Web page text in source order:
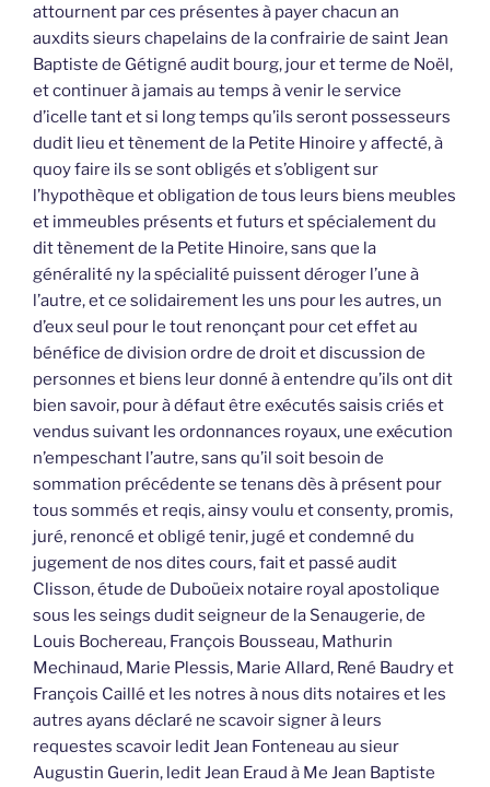
attournent par ces présentes à payer chacun an
auxdits sieurs chapelains de la confrairie de saint Jean
Baptiste de Gétigné audit bourg, jour et terme de Noël,
et continuer à jamais au temps à venir le service
d’icelle tant et si long temps qu’ils seront possesseurs
dudit lieu et tènement de la Petite Hinoire y affecté, à
quoy faire ils se sont obligés et s’obligent sur
l’hypothèque et obligation de tous leurs biens meubles
et immeubles présents et futurs et spécialement du
dit tènement de la Petite Hinoire, sans que la
généralité ny la spécialité puissent déroger l’une à
l’autre, et ce solidairement les uns pour les autres, un
d’eux seul pour le tout renonçant pour cet effet au
bénéfice de division ordre de droit et discussion de
personnes et biens leur donné à entendre qu’ils ont dit
bien savoir, pour à défaut être exécutés saisis criés et
vendus suivant les ordonnances royaux, une exécution
n’empeschant l’autre, sans qu’il soit besoin de
sommation précédente se tenans dès à présent pour
tous sommés et reqis, ainsy voulu et consenty, promis,
juré, renoncé et obligé tenir, jugé et condemné du
jugement de nos dites cours, fait et passé audit
Clisson, étude de Duboüeix notaire royal apostolique
sous les seings dudit seigneur de la Senaugerie, de
Louis Bochereau, François Bousseau, Mathurin
Mechinaud, Marie Plessis, Marie Allard, René Baudry et
François Caillé et les notres à nous dits notaires et les
autres ayans déclaré ne scavoir signer à leurs
requestes scavoir ledit Jean Fonteneau au sieur
Augustin Guerin, ledit Jean Eraud à Me Jean Baptiste